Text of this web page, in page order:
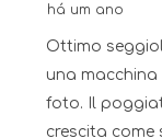
há um ano
Ottimo
una macchina
foto. Il
crescita come